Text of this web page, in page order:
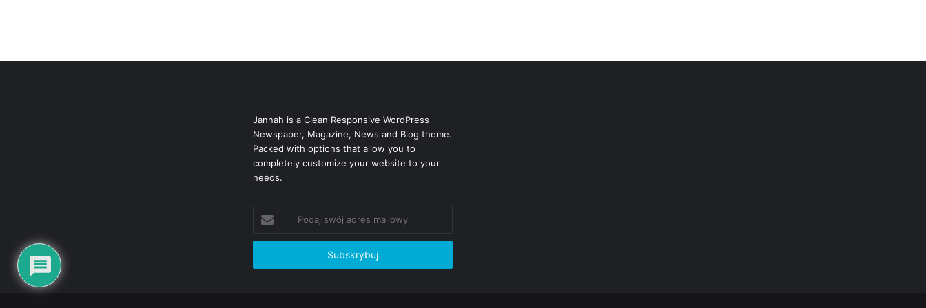
Jannah is a Clean Responsive WordPress
Newspaper, Magazine, News and Blog theme.
Packed with options that allow you to
completely customize your website to your
needs.
swój
adres